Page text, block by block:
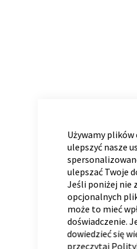
Używamy plików
ulepszyć nasze
ulepszać Twoje
Jeśli poniżej nie
opcjonalnych
może to mieć
doświadczenie.
dowiedzieć się
przeczytaj
Skandynawskie
Regał
Wszystkie dodatki